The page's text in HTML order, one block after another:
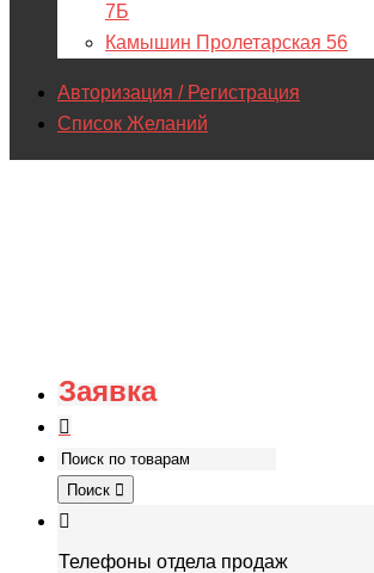
7Б
Камышин Пролетарская 56
Авторизация / Регистрация
Список Желаний
Заявка
Поиск
Телефоны отдела продаж